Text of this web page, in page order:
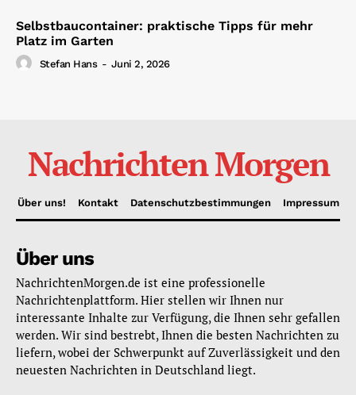
Selbstbaucontainer: praktische Tipps für mehr
Platz im Garten
Stefan Hans - Juni 2, 2026
Nachrichten Morgen
Über uns! Kontakt Datenschutzbestimmungen Impressum
Über uns
NachrichtenMorgen.de ist eine professionelle
Nachrichtenplattform. Hier stellen wir Ihnen nur
interessante Inhalte zur Verfügung, die Ihnen sehr gefallen
werden. Wir sind bestrebt, Ihnen die besten Nachrichten zu
liefern, wobei der Schwerpunkt auf Zuverlässigkeit und den
neuesten Nachrichten in Deutschland liegt.